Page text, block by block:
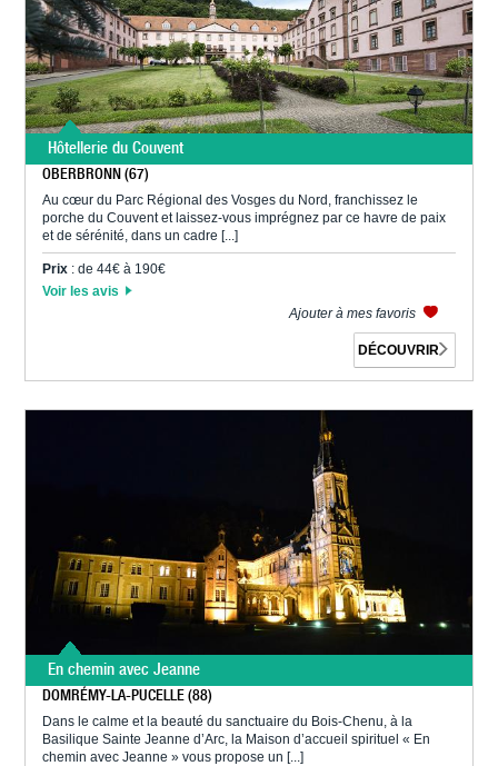
Hôtellerie du Couvent
OBERBRONN (67)
Au cœur du Parc Régional des Vosges du Nord, franchissez le
porche du Couvent et laissez-vous imprégnez par ce havre de paix
et de sérénité, dans un cadre [...]
Prix : de 44€ à 190€
Voir les avis
Ajouter à mes favoris
DÉCOUVRIR
En chemin avec Jeanne
DOMRÉMY-LA-PUCELLE (88)
Dans le calme et la beauté du sanctuaire du Bois-Chenu, à la
Basilique Sainte Jeanne d’Arc, la Maison d’accueil spirituel « En
chemin avec Jeanne » vous propose un [...]